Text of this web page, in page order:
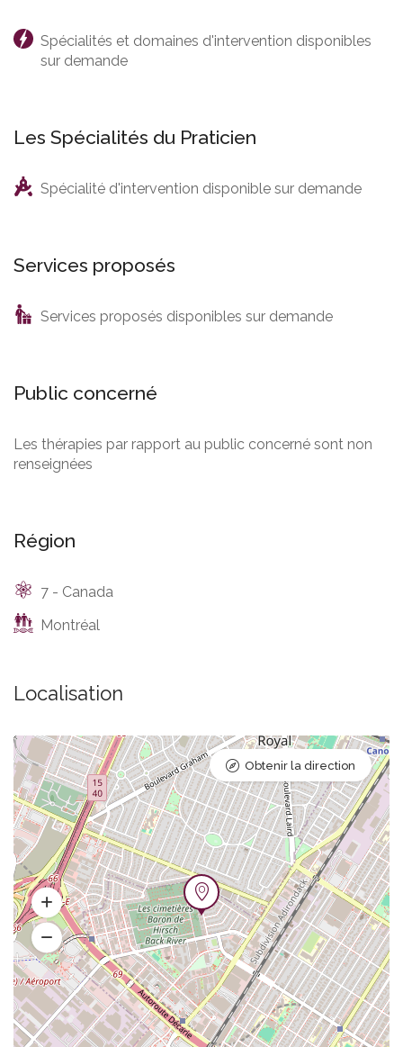
Spécialités et domaines d'intervention disponibles
sur demande
Les Spécialités du Praticien
Spécialité d'intervention disponible sur demande
Services proposés
Services proposés disponibles sur demande
Public concerné
Les thérapies par rapport au public concerné sont non
renseignées
Région
7 - Canada
Montréal
Localisation
Obtenir la direction